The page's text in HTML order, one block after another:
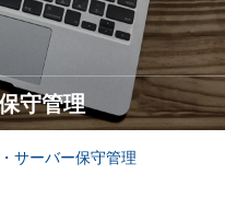
守管理
サーバー保守管理